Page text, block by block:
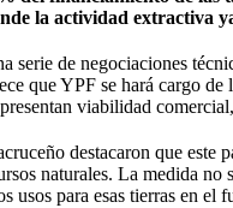
la actividad extractiva
serie de negociaciones
que YPF se hará cargo
viabilidad
destacaron que
naturales. La medida no
usos para esas tierras en el